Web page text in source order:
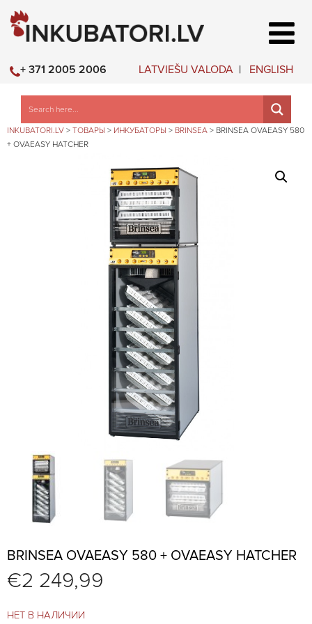
LATVIEŠU VALODA ENGLISH
+ 371 2005 2006
INKUBATORI.LV > ТОВАРЫ > ИНКУБАТОРЫ > BRINSEA > BRINSEA OVAEASY 580
+ OVAEASY HATCHER
BRINSEA OVAEASY 580 + OVAEASY HATCHER
€2 249,99
НЕТ В НАЛИЧИИ